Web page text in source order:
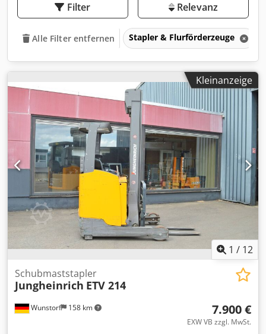
Filter Relevanz
Alle Filter entfernen Stapler & Flurförderzeuge
Kleinanzeige
1 / 12
Wunstorf 158 km
Schubmaststapler
Jungheinrich ETV 214
7.900 €
EXW VB zzgl. MwSt.